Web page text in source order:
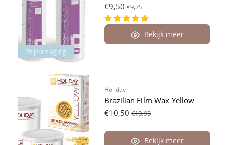
Prijsverlaging
€9,50 €9,75
Bekijk meer
Holiday
Brazilian Film Wax Yellow
€10,50 €10,95
Bekijk meer